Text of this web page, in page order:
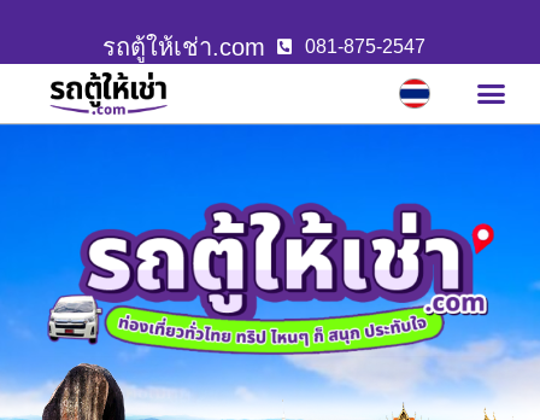
รถตู้ให้เช่า.com 081-875-2547